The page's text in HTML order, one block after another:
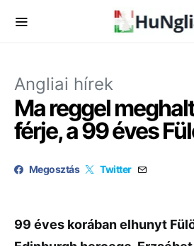
Angliai hírek
Ma reggel
férje, a 99 éves
Megosztás Twitter
99 éves korában elhunyt